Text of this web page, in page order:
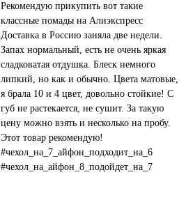
Рекомендую прикупить вот такие
классные помады на Алиэкспресс
Доставка в Россию заняла две недели.
Запах нормальный, есть не очень яркая
сладковатая отдушка. Блеск немного
липкий, но как и обычно. Цвета матовые,
я брала 10 и 4 цвет, довольно стойкие! С
губ не растекается, не сушит. За такую
цену можно взять и несколько на пробу.
Этот товар рекомендую!
#чехол_на_7_айфон_подходит_на_6
#чехол_на_айфон_8_подойдет_на_7